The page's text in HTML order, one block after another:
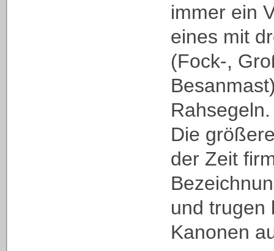
immer ein
eines mit
(Fock-,
Rahsegeln.
Die
der Zeit
und trugen
Kanonen